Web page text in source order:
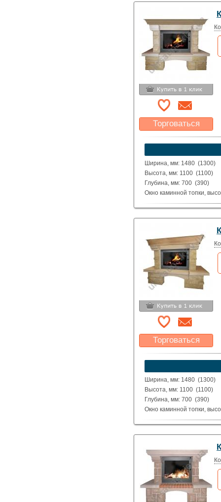
Торговаться
Какая цена Вас
устроит?
Указать цену
Ширина, мм: 1480 (1300)
Высота, мм: 1100 (1100)
Глубина, мм: 700 (390)
Окно каминной топки,
Окно каминной топки,
Исполнение: Прямой,
Торговаться
Какая цена Вас
устроит?
Указать цену
Ширина, мм: 1480 (1300)
Высота, мм: 1100 (1100)
Глубина, мм: 700 (390)
Окно каминной топки,
Окно каминной топки,
Исполнение: Прямой,